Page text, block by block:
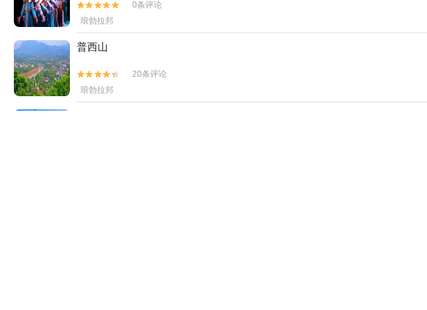


0条评论
琅勃拉邦
普西山


20条评论
琅勃拉邦